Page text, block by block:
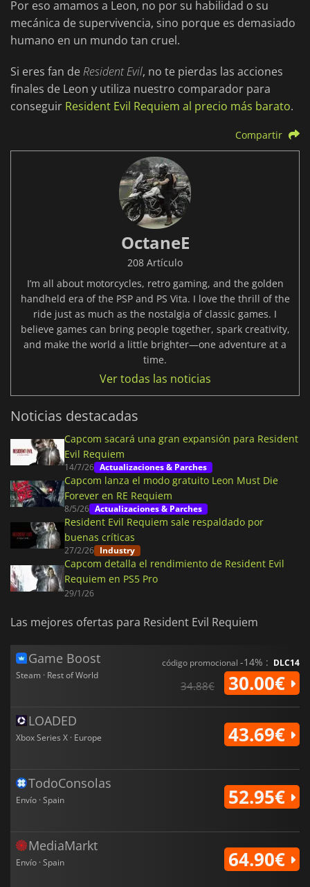
Por eso amamos a Leon, no por su habilidad o su
mecánica de supervivencia, sino porque es demasiado
humano en un mundo tan cruel.
Si eres fan deResident Evil, no te pierdas las acciones
finales de Leon y utiliza nuestro comparador para
conseguir Resident Evil Requiem al precio más barato.
Compartir
OctaneE
208 Artículo
I’m all about motorcycles, retro gaming, and the golden
handheld era of the PSP and PS Vita. I love the thrill of the
ride just as much as the nostalgia of classic games. I
believe games can bring people together, spark creativity,
and make the world a little brighter—one adventure at a
time.
Ver todas las noticias
Noticias destacadas
Capcom sacará una gran expansión para Resident
Evil Requiem
14/7/26 Actualizaciones & Parches
Capcom lanza el modo gratuito Leon Must Die
Forever en RE Requiem
8/5/26 Actualizaciones & Parches
Resident Evil Requiem sale respaldado por
buenas críticas
27/2/26 Industry
Capcom detalla el rendimiento de Resident Evil
Requiem en PS5 Pro
29/1/26
Las mejores ofertas para Resident Evil Requiem
Game Boost
Steam · Rest of World
código promocional -14% : DLC14
34.88€ 30.00€
LOADED
Xbox Series X · Europe 43.69€
TodoConsolas
Envío · Spain 52.95€
MediaMarkt
Envío · Spain 64.90€